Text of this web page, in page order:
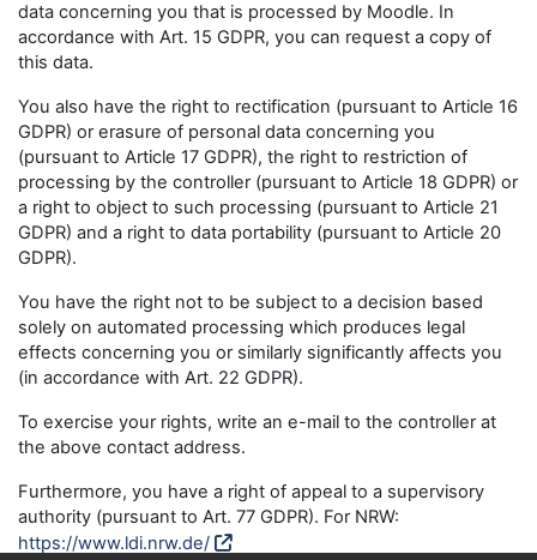
data concerning you that is processed by Moodle. In
accordance with Art. 15 GDPR, you can request a copy of
this data.
You also have the right to rectification (pursuant to Article 16
GDPR) or erasure of personal data concerning you
(pursuant to Article 17 GDPR), the right to restriction of
processing by the controller (pursuant to Article 18 GDPR) or
a right to object to such processing (pursuant to Article 21
GDPR) and a right to data portability (pursuant to Article 20
GDPR).
You have the right not to be subject to a decision based
solely on automated processing which produces legal
effects concerning you or similarly significantly affects you
(in accordance with Art. 22 GDPR).
To exercise your rights, write an e-mail to the controller at
the above contact address.
Furthermore, you have a right of appeal to a supervisory
authority (pursuant to Art. 77 GDPR). For NRW:
https://www.ldi.nrw.de/